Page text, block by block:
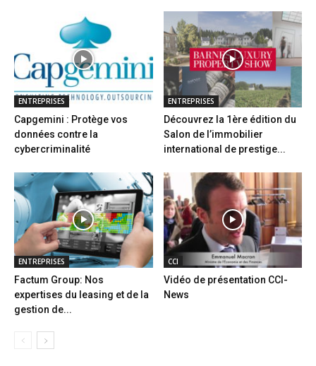
ENTREPRISES
Capgemini : Protège vos
données contre la
cybercriminalité
ENTREPRISES
Découvrez la 1ère édition du
Salon de l’immobilier
international de prestige...
ENTREPRISES
Factum Group: Nos
expertises du leasing et de la
gestion de...
CCI
Vidéo de présentation CCI-
News